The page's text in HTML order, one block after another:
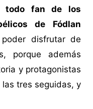
todo fan de los
de Fódlan
disfrutar de
porque además
y protagonistas
tres seguidas, y